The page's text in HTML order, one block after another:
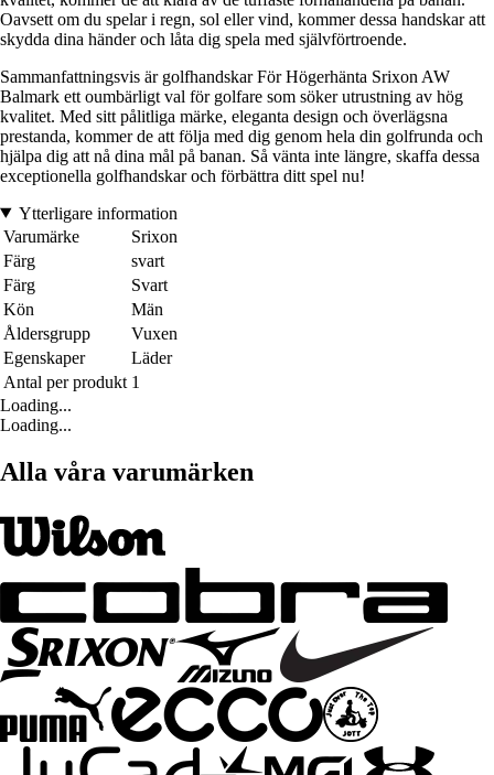
Oavsett om du spelar i regn, sol eller vind, kommer dessa handskar att
skydda dina händer och låta dig spela med självförtroende.
Sammanfattningsvis är golfhandskar För Högerhänta Srixon AW
Balmark ett oumbärligt val för golfare som söker utrustning av hög
kvalitet. Med sitt pålitliga märke, eleganta design och överlägsna
prestanda, kommer de att följa med dig genom hela din golfrunda och
hjälpa dig att nå dina mål på banan. Så vänta inte längre, skaffa dessa
exceptionella golfhandskar och förbättra ditt spel nu!
Ytterligare information
Varumärke
Srixon
Färg
svart
Färg
Svart
Kön
Män
Åldersgrupp
Vuxen
Egenskaper
Läder
Antal per produkt 1
Loading...
Loading...
Alla våra varumärken